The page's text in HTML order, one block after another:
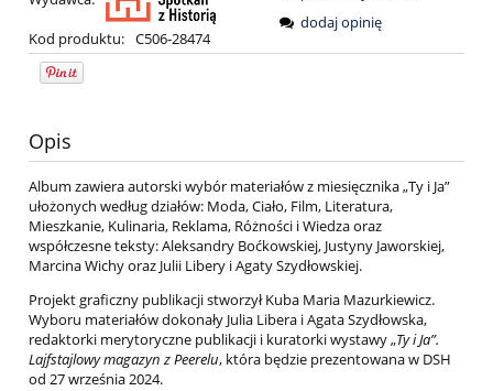
Kod produktu: C506-28474
dodaj opinię
Opis
Album zawiera autorski wybór materiałów z miesięcznika „Ty i Ja”
ułożonych według działów: Moda, Ciało, Film, Literatura,
Mieszkanie, Kulinaria, Reklama, Różności i Wiedza oraz
współczesne teksty: Aleksandry Boćkowskiej, Justyny Jaworskiej,
Marcina Wichy oraz Julii Libery i Agaty Szydłowskiej.
Projekt graficzny publikacji stworzył Kuba Maria Mazurkiewicz.
Wyboru materiałów dokonały Julia Libera i Agata Szydłowska,
redaktorki merytoryczne publikacji i kuratorki wystawy „Ty i Ja”.
Lajfstajlowy magazyn z Peerelu, która będzie prezentowana w DSH
od 27 września 2024.